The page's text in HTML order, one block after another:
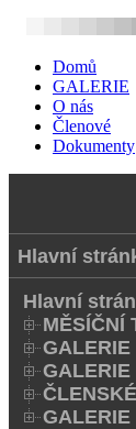
Domů
GALERIE
O nás
Členové
Dokumenty
Hlavní
Hlavní
MĚSÍČNÍ
GALERIE
GALERIE